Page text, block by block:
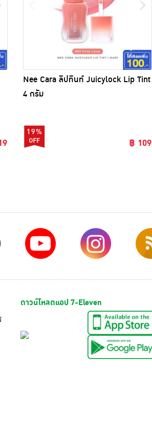
Nee Cara ลิปทินท์ Juicylock Lip Tint
4 กรัม
19%
฿ 109
ดาวน์โหลดแอป 7-Eleven